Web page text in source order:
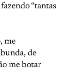
“tantas
me
de
me botar